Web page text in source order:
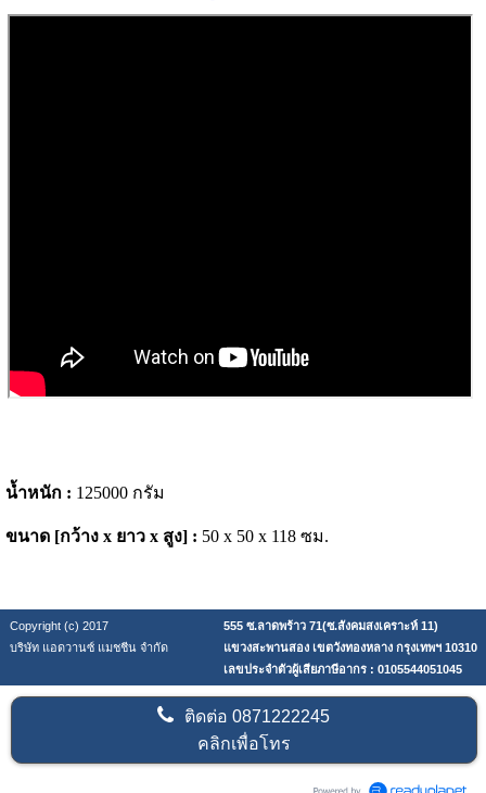
น้ำหนัก : 125000 กรัม
ขนาด [กว้าง x ยาว x สูง] : 50 x 50 x 118 ซม.
Copyright (c) 2017
555 ซ.ลาดพร้าว 71(ซ.สังคมสงเคราะห์ 11)
บริษัท แอดวานซ์ แมชชีน จำกัด
แขวงสะพานสอง เขตวังทองหลาง กรุงเทพฯ 10310
เลขประจำตัวผู้เสียภาษีอากร : 0105544051045
ติดต่อ0871222245
คลิกเพื่อโทร